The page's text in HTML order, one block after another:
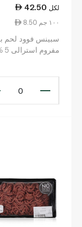
42.50 لكل
8.50 ١٠٠ جم
سبينس فوود
0